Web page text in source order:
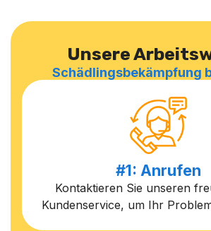
Unsere
Schädlingsbekämpfung
#1: Anrufen
Kontaktieren Sie unseren
Kundenservice, um Ihr